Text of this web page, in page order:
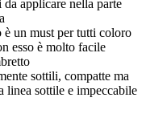
applicare nella parte
è un must per tutti coloro
esso è molto facile
sottili, compatte ma
linea sottile e impeccabile